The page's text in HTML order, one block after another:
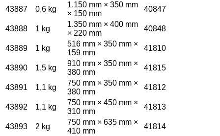
43887 0,6 kg
1.150 mm × 350 mm
× 150 mm
40847
43888 1 kg
1.350 mm × 400 mm
× 220 mm
40848
43889 1 kg
516 mm × 350 mm ×
159 mm
41810
43890 1,5 kg
910 mm × 350 mm ×
380 mm
41815
43891 1,1 kg
750 mm × 350 mm ×
380 mm
41812
43892 1,1 kg
750 mm × 450 mm ×
310 mm
41813
43893 2 kg
750 mm × 635 mm ×
410 mm
41814